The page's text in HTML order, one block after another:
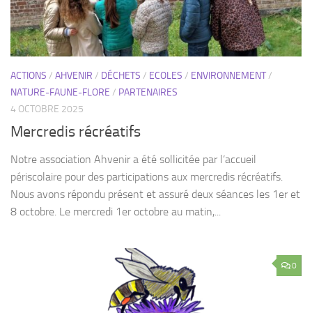
ACTIONS / AHVENIR / DÉCHETS / ECOLES / ENVIRONNEMENT/
NATURE-FAUNE-FLORE / PARTENAIRES
4 OCTOBRE 2025
Mercredis récréatifs
Notre association Ahvenir a été sollicitée par l’accueil
périscolaire pour des participations aux mercredis récréatifs.
Nous avons répondu présent et assuré deux séances les 1er et
8 octobre. Le mercredi 1er octobre au matin,...
0